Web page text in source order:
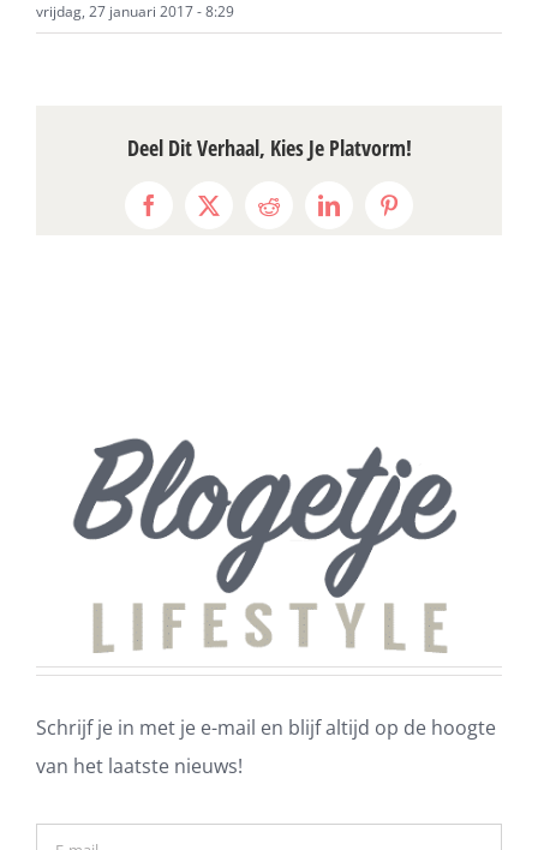
vrijdag, 27 januari 2017 - 8:29
Deel Dit Verhaal, Kies Je Platvorm!
Facebook
X RedditLinkedInPinterest
Schrijf je in met je e-mail en blijf altijd op de hoogte
van het laatste nieuws!